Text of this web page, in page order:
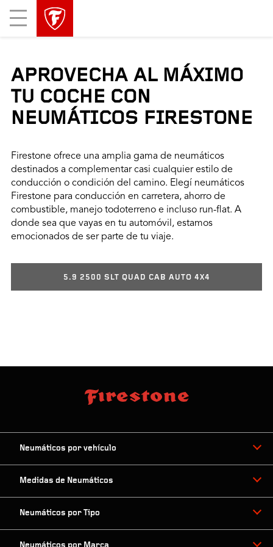
Mobile
Menu
APROVECHA AL MÁXIMO
TU COCHE CON
NEUMÁTICOS FIRESTONE
Firestone ofrece una amplia gama de neumáticos
destinados a complementar casi cualquier estilo de
conducción o condición del camino. Elegí neumáticos
Firestone para conducción en carretera, ahorro de
combustible, manejo todoterreno e incluso run-flat. A
donde sea que vayas en tu automóvil, estamos
emocionados de ser parte de tu viaje.
5.9 2500 SLT QUAD CAB AUTO 4X4
Neumáticos por vehículo
Medidas de Neumáticos
Neumáticos por Tipo